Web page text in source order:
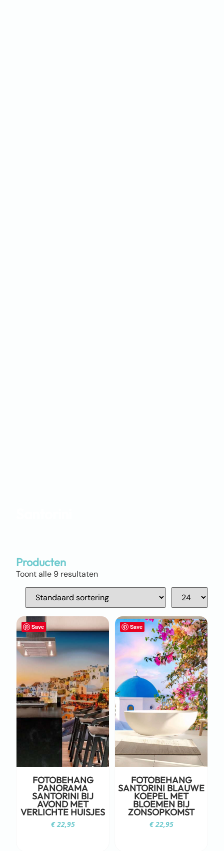
Producten
Toont alle 9 resultaten
Save
FOTOBEHANG
PANORAMA
SANTORINI BIJ
AVOND MET
VERLICHTE HUISJES
€22,95
Save
FOTOBEHANG
SANTORINI BLAUWE
KOEPEL MET
BLOEMEN BIJ
ZONSOPKOMST
€22,95